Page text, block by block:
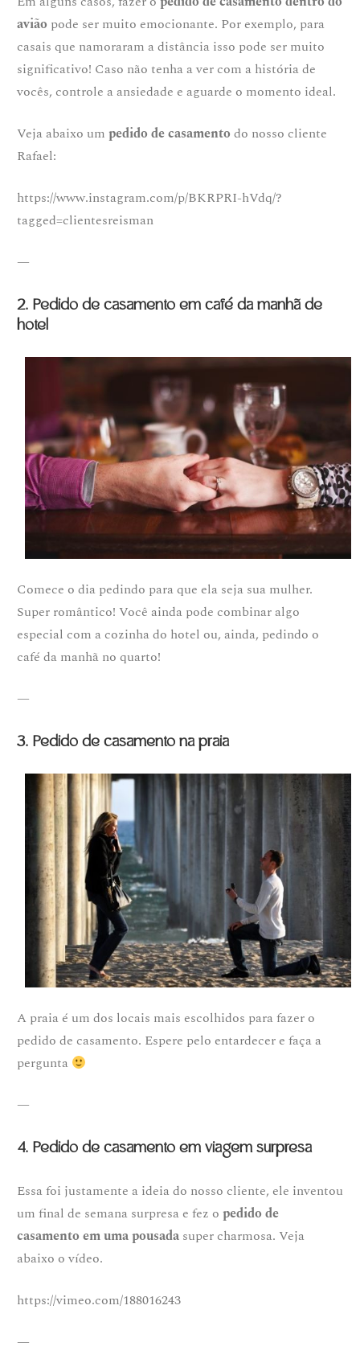
avião pode ser muito emocionante. Por exemplo, para
casais que namoraram a distância isso pode ser muito
significativo! Caso não tenha a ver com a história de
vocês, controle a ansiedade e aguarde o momento ideal.
Veja abaixo um pedido de casamento do nosso cliente
Rafael:
https://www.instagram.com/p/BKRPRI-hVdq/?
tagged=clientesreisman
—
2. Pedido de casamento em café da manhã de
hotel
Comece o dia pedindo para que ela seja sua mulher.
Super romântico! Você ainda pode combinar algo
especial com a cozinha do hotel ou, ainda, pedindo o
café da manhã no quarto!
—
3. Pedido de casamento na praia
A praia é um dos locais mais escolhidos para fazer o
pedido de casamento. Espere pelo entardecer e faça a
pergunta
—
4. Pedido de casamento em viagem surpresa
Essa foi justamente a ideia do nosso cliente, ele inventou
um final de semana surpresa e fez o pedido de
casamento em uma pousada super charmosa. Veja
abaixo o vídeo.
https://vimeo.com/188016243
—